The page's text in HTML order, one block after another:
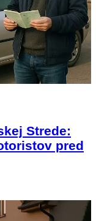
Strede:
pred